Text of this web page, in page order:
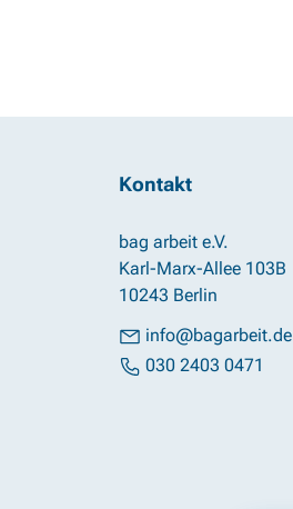
Kontakt
bag arbeit e.V.
Karl-Marx-Allee 103B
10243 Berlin
info@bagarbeit.de
030 2403 0471